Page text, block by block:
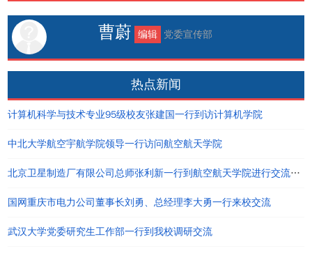
曹蔚 编辑 党委宣传部
热点新闻
计算机科学与技术专业95级校友张建国一行到访计算机学院
中北大学航空宇航学院领导一行访问航空航天学院
北京卫星制造厂有限公司总师张利新一行到航空航天学院进行交流座谈
国网重庆市电力公司董事长刘勇、总经理李大勇一行来校交流
武汉大学党委研究生工作部一行到我校调研交流